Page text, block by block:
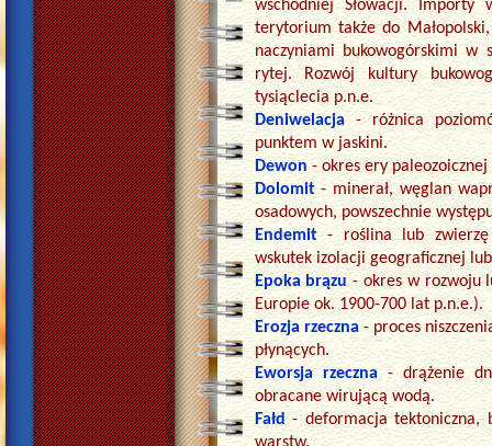
wschodniej Słowacji. Importy
terytorium także do
naczyniami bukowogórskimi w
rytej. Rozwój kultury
tysiąclecia p.n.e.
Deniwelacja
- różnica
punktem w jaskini.
Dewon - okres ery
Dolomit - minerał, węglan
osadowych, powszechnie
Endemit
- roślina lub zwierzę
wskutek izolacji geograficznej
Epoka brązu - okres w rozwoju
Europie ok. 1900-700 lat p.n.e.).
Erozja rzeczna - proces
płynących.
Eworsja rzeczna - drążenie
obracane wirującą wodą.
Fałd - deformacja tektoniczna,